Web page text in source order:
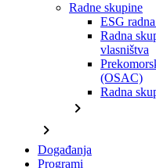
Radne skupine
ESG
Radna
vlasništva
(OSAC)
Radna
chevron_right
chevron_right
Događanja
Programi